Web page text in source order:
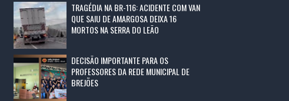
TRAGÉDIA NA BR-116: ACIDENTE COM VAN
QUE SAIU DE AMARGOSA DEIXA 16
MORTOS NA SERRA DO LEÃO
DECISÃO IMPORTANTE PARA OS
PROFESSORES DA REDE MUNICIPAL DE
BREJÕES